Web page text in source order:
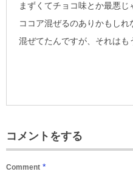
まずくてチョコ味とか最悪じ
ココア混ぜるのありかもし
混ぜてたんですが、それはも
コメントをする
Comment *